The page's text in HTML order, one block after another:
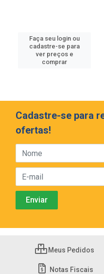
Faça seu login ou
cadastre-se para
ver preços e
comprar
Cadastre-se para
ofertas!
Meus Pedidos
Notas Fiscais